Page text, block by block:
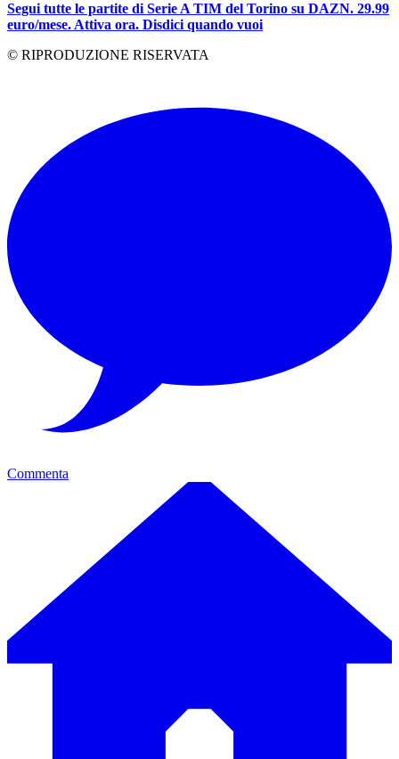
Segui tutte le partite di Serie A TIM del Torino su DAZN. 29.99
euro/mese. Attiva ora. Disdici quando vuoi
© RIPRODUZIONE RISERVATA
Commenta